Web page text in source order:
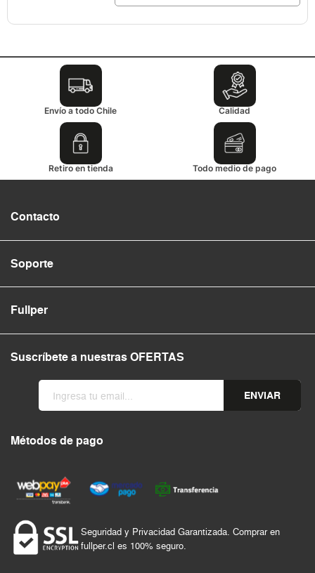
Envío a todo Chile Calidad
Retiro en tienda Todo medio de pago
Contacto
Soporte
Fullper
Suscríbete a nuestras OFERTAS
ENVIAR
Métodos de pago
Seguridad y Privacidad Garantizada. Comprar en
fullper.cl es 100% seguro.